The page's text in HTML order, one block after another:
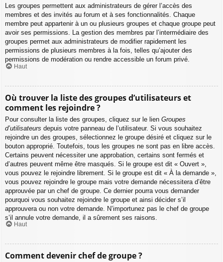
Les groupes permettent aux administrateurs de gérer l’accès des
membres et des invités au forum et à ses fonctionnalités. Chaque
membre peut appartenir à un ou plusieurs groupes et chaque groupe peut
avoir ses permissions. La gestion des membres par l’intermédiaire des
groupes permet aux administrateurs de modifier rapidement les
permissions de plusieurs membres à la fois, telles qu’ajouter des
permissions de modération ou rendre accessible un forum privé.
Haut
Où trouver la liste des groupes d’utilisateurs et
comment les rejoindre ?
Pour consulter la liste des groupes, cliquez sur le lien Groupes
d’utilisateurs depuis votre panneau de l’utilisateur. Si vous souhaitez
rejoindre un des groupes, sélectionnez le groupe désiré et cliquez sur le
bouton approprié. Toutefois, tous les groupes ne sont pas en libre accès.
Certains peuvent nécessiter une approbation, certains sont fermés et
d’autres peuvent même être masqués. Si le groupe est dit « Ouvert »,
vous pouvez le rejoindre librement. Si le groupe est dit « À la demande »,
vous pouvez rejoindre le groupe mais votre demande nécessitera d’être
approuvée par un chef de groupe. Ce dernier pourra vous demander
pourquoi vous souhaitez rejoindre le groupe et ainsi décider s’il
approuvera ou non votre demande. N’importunez pas le chef de groupe
s’il annule votre demande, il a sûrement ses raisons.
Haut
Comment devenir chef de groupe ?